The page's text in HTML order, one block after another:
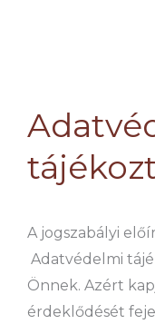
A jogszabályi
Adatvédelmi
Önnek. Azért
érdeklődését